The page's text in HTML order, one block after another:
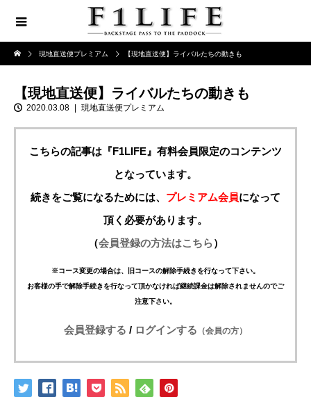
現地直送便プレミアム 【現地直送便】ライバルたちの動きも
【現地直送便】ライバルたちの動きも
2020.03.08 現地直送便プレミアム
こちらの記事は『F1LIFE』有料会員限定のコンテンツ
となっています。
続きをご覧になるためには、 プレミアム会員になって
頂く必要があります。
（会員登録の方法はこちら）
※コース変更の場合は、旧コースの解除手続きを行なって下さい。
お客様の手で解除手続きを行なって頂かなければ継続課金は解除されませんのでご
注意下さい。
会員登録する / ログインする （会員の方）